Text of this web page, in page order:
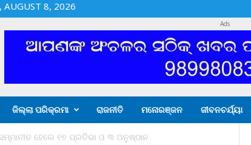
AUGUST 8, 2026
Ads
ଜିଲ୍ଲା ପରିକ୍ରମା ରାଜନୀତି ମନୋରଞ୍ଜନ ଜୀବନଚର୍ଯ୍ୟା
ହେଲେ ୧୭ ପ୍ରତିଭା ଓ ୩ ଅନୁଷ୍ଠାନ